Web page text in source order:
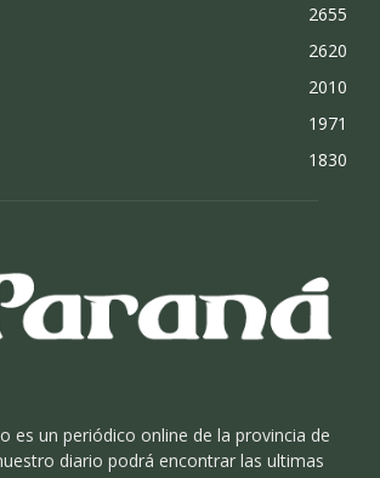
2655
2620
2010
1971
1830
es un periódico online de la provincia de
diario podrá encontrar las ultimas